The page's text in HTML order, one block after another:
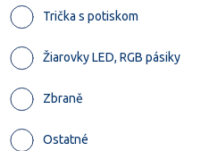
Trička s potiskom
Žiarovky LED, RGB pásiky
Zbraně
Ostatné